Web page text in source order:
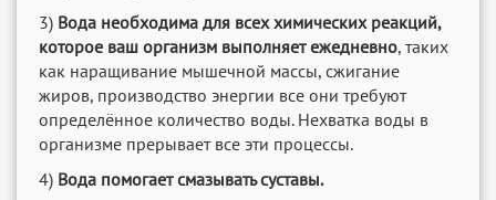
3) Вода необходима для всех химических реакций,
которое ваш организм выполняет ежедневно, таких
как наращивание мышечной массы, сжигание
жиров, производство энергии все они требуют
определённое количество воды. Нехватка воды в
организме прерывает все эти процессы.
4) Вода помогает смазывать суставы.